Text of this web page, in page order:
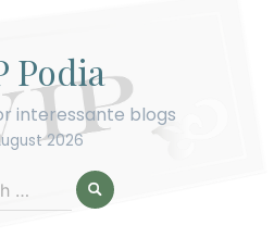
Podia
interessante blogs
2026